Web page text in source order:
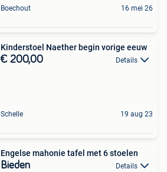
Boechout 16 mei 26
Kinderstoel Naether begin vorige eeuw
€ 200,00 Details
Schelle 19 aug 23
Engelse mahonie tafel met 6 stoelen
Bieden Details